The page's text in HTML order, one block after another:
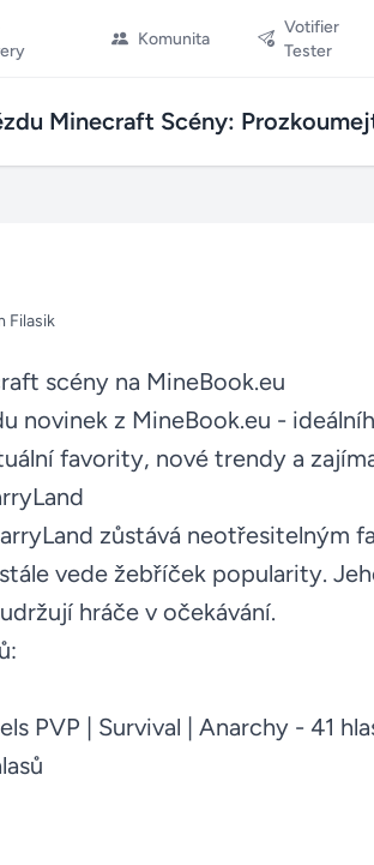
Komunita
Votifier
Tester
Minecraft Scény:
Filasik
scény na MineBook.eu
novinek z MineBook.eu -
favority, nové trendy a
zůstává neotřesitelným
vede žebříček popularity.
hráče v očekávání.
PVP | Survival | Anarchy - 41